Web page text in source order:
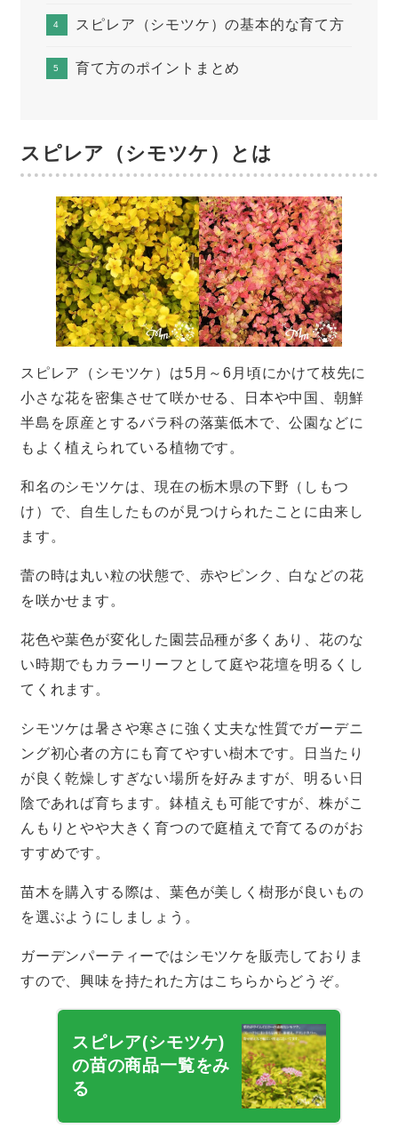
スピレア（シモツケ）の基本的な育て方
育て方のポイントまとめ
スピレア（シモツケ）とは
スピレア（シモツケ）は5月～6月頃にかけて枝先に
小さな花を密集させて咲かせる、日本や中国、朝鮮
半島を原産とするバラ科の落葉低木で、公園などに
もよく植えられている植物です。
和名のシモツケは、現在の栃木県の下野（しもつ
け）で、自生したものが見つけられたことに由来し
ます。
蕾の時は丸い粒の状態で、赤やピンク、白などの花
を咲かせます。
花色や葉色が変化した園芸品種が多くあり、花のな
い時期でもカラーリーフとして庭や花壇を明るくし
てくれます。
シモツケは暑さや寒さに強く丈夫な性質でガーデニ
ング初心者の方にも育てやすい樹木です。日当たり
が良く乾燥しすぎない場所を好みますが、明るい日
陰であれば育ちます。鉢植えも可能ですが、株がこ
んもりとやや大きく育つので庭植えで育てるのがお
すすめです。
苗木を購入する際は、葉色が美しく樹形が良いもの
を選ぶようにしましょう。
ガーデンパーティーではシモツケを販売しておりま
すので、興味を持たれた方はこちらからどうぞ。
スピレア(シモツケ)
の苗の商品一覧をみ
る